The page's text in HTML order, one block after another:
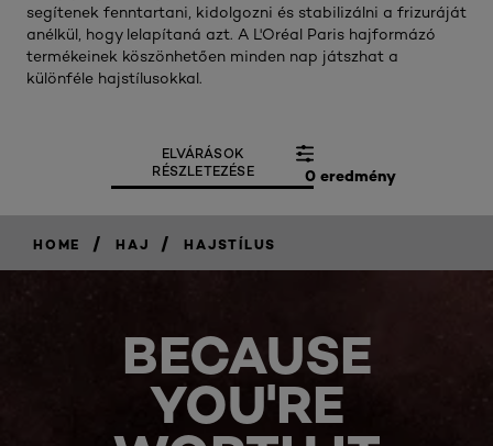
segítenek fenntartani, kidolgozni és stabilizálni a frizuráját
anélkül, hogy lelapítaná azt. A L'Oréal Paris hajformázó
termékeinek köszönhetően minden nap játszhat a
különféle hajstílusokkal.
0 eredmény
ELVÁRÁSOK
RÉSZLETEZÉSE
HOME / HAJ / HAJSTÍLUS
BECAUSE
YOU'RE